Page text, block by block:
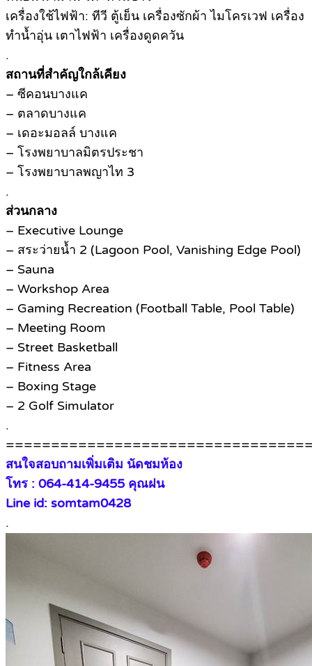
เครื่องใช้ไฟฟ้า: ทีวี ตู้เย็น เครื่องซักผ้า ไมโครเวฟ เครื่อง
ทำน้ำอุ่น เตาไฟฟ้า เครื่องดูดควัน
.
สถานที่สำคัญใกล้เคียง
– ซีคอนบางแค
– ตลาดบางแค
– เดอะมอลล์ บางแค
– โรงพยาบาลมิตรประชา
– โรงพยาบาลพญาไท 3
.
ส่วนกลาง
– Executive Lounge
– สระว่ายน้ำ 2 (Lagoon Pool, Vanishing Edge Pool)
– Sauna
– Workshop Area
– Gaming Recreation (Football Table, Pool Table)
– Meeting Room
– Street Basketball
– Fitness Area
– Boxing Stage
– 2 Golf Simulator
.
สนใจสอบถามเพิ่มเติม นัดชมห้อง
โทร : 064-414-9455 คุณฝน
Line id: somtam0428
.